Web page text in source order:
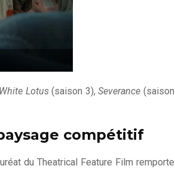
Lotus(saison 3),Severance (saison
compétitif
du Theatrical Feature Film remporte